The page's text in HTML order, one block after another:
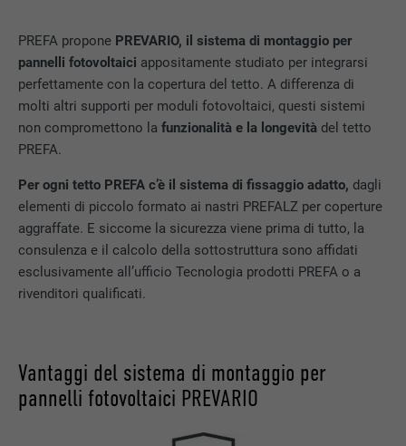
PREFA propone PREVARIO, il sistema di montaggio per
pannelli fotovoltaici appositamente studiato per integrarsi
perfettamente con la copertura del tetto. A differenza di
molti altri supporti per moduli fotovoltaici, questi sistemi
non compromettono lafunzionalità e la longevità del tetto
PREFA.
Per ogni tetto PREFA c’è il sistema di fissaggio adatto, dagli
elementi di piccolo formato ai nastri PREFALZ per coperture
aggraffate. E siccome la sicurezza viene prima di tutto, la
consulenza e il calcolo della sottostruttura sono affidati
esclusivamente all’ufficio Tecnologia prodotti PREFA o a
rivenditori qualificati.
Vantaggi del sistema di montaggio per
pannelli fotovoltaici PREVARIO